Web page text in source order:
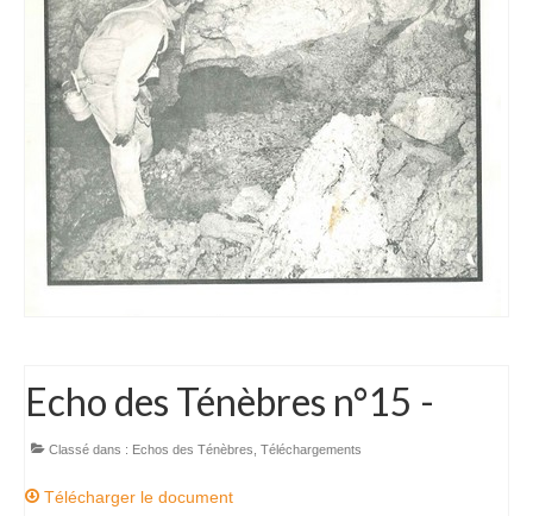
Presse
Téléchargements
Echos des Ténèbres
SC Arize Bulletins
Comptes rendus d’AG
Comptes rendus de CA
Echo des Ténèbres n°15 -
Classé dans : Echos des Ténèbres Téléchargements
Télécharger le document